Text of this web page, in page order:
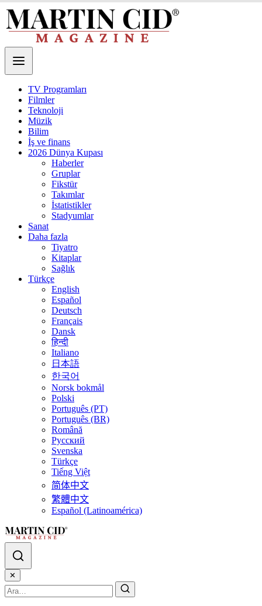
TV Programları
Filmler
Teknoloji
Müzik
Bilim
İş ve finans
2026 Dünya Kupası
Haberler
Gruplar
Fikstür
Takımlar
İstatistikler
Stadyumlar
Sanat
Daha fazla
Tiyatro
Kitaplar
Sağlık
Türkçe
English
Español
Deutsch
Français
Dansk
हिन्दी
Italiano
日本語
한국어
Norsk bokmål
Polski
Português (PT)
Português (BR)
Română
Русский
Svenska
Türkçe
Tiếng Việt
简体中文
繁體中文
Español (Latinoamérica)
✕